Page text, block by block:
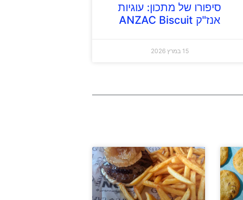
סיפורו של מתכון: עוגיות
אנז"ק ANZAC Biscuit
15 במרץ 2026